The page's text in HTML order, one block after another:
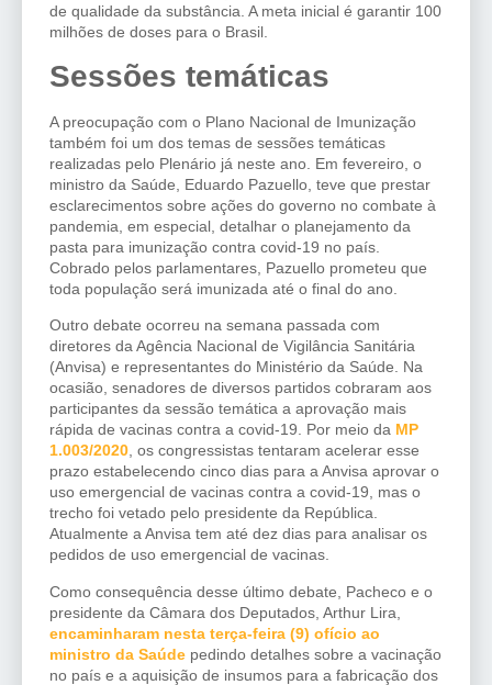
de qualidade da substância. A meta inicial é garantir 100
milhões de doses para o Brasil.
Sessões temáticas
A preocupação com o Plano Nacional de Imunização
também foi um dos temas de sessões temáticas
realizadas pelo Plenário já neste ano. Em fevereiro, o
ministro da Saúde, Eduardo Pazuello, teve que prestar
esclarecimentos sobre ações do governo no combate à
pandemia, em especial, detalhar o planejamento da
pasta para imunização contra covid-19 no país.
Cobrado pelos parlamentares, Pazuello prometeu que
toda população será imunizada até o final do ano.
Outro debate ocorreu na semana passada com
diretores da Agência Nacional de Vigilância Sanitária
(Anvisa) e representantes do Ministério da Saúde. Na
ocasião, senadores de diversos partidos cobraram aos
participantes da sessão temática a aprovação mais
rápida de vacinas contra a covid-19. Por meio da MP
1.003/2020, os congressistas tentaram acelerar esse
prazo estabelecendo cinco dias para a Anvisa aprovar o
uso emergencial de vacinas contra a covid-19, mas o
trecho foi vetado pelo presidente da República.
Atualmente a Anvisa tem até dez dias para analisar os
pedidos de uso emergencial de vacinas.
Como consequência desse último debate, Pacheco e o
presidente da Câmara dos Deputados, Arthur Lira,
encaminharam nesta terça-feira (9) ofício ao
ministro da Saúde pedindo detalhes sobre a vacinação
no país e a aquisição de insumos para a fabricação dos